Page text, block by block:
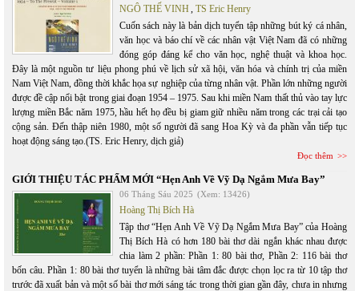
NGÔ THẾ VINH, TS Eric Henry
Cuốn sách này là bản dịch tuyển tập những bút ký cá nhân,
văn học và báo chí về các nhân vật Việt Nam đã có những
đóng góp đáng kể cho văn học, nghệ thuật và khoa học.
Đây là một nguồn tư liệu phong phú về lịch sử xã hội, văn hóa và chính trị của miền
Nam Việt Nam, đồng thời khắc họa sự nghiệp của từng nhân vật. Phần lớn những người
được đề cập nổi bật trong giai đoạn 1954 – 1975. Sau khi miền Nam thất thủ vào tay lực
lượng miền Bắc năm 1975, hầu hết họ đều bị giam giữ nhiều năm trong các trại cải tạo
cộng sản. Đến thập niên 1980, một số người đã sang Hoa Kỳ và đa phần vẫn tiếp tục
hoạt động sáng tạo.(TS. Eric Henry, dịch giả)
Đọc thêm
GIỚI THIỆU TÁC PHẨM MỚI “Hẹn Anh Về Vỹ Dạ Ngắm Mưa Bay”
06 Tháng Sáu 2025 (Xem: 13426)
Hoàng Thị Bích Hà
Tập thơ “Hẹn Anh Về Vỹ Dạ Ngắm Mưa Bay” của Hoàng
Thị Bích Hà có hơn 180 bài thơ dài ngắn khác nhau được
chia làm 2 phần: Phần 1: 80 bài thơ, Phần 2: 116 bài thơ
bốn câu. Phần 1: 80 bài thơ tuyển là những bài tâm đắc được chọn lọc ra từ 10 tập thơ
trước đã xuất bản và một số bài thơ mới sáng tác trong thời gian gần đây, chưa in nhưng